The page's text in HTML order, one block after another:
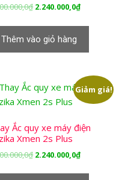
₫ Giá
2.700.000,0₫.
2.240.000,0₫Giá
Thêm vào giỏ hàng
Giảm giá!
Ắc quy xe máy điện
Xmen 2s Plus
₫ Giá
2.240.000,0₫Giá